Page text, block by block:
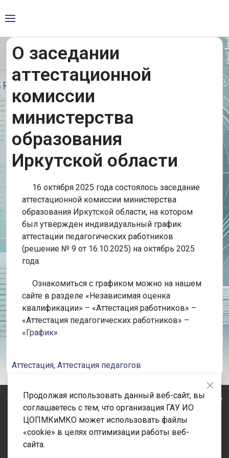
Продолжая использовать данный веб-сайт, вы
соглашаетесь с тем, что организация ГАУ ИО
ЦОПМКиМКО может использовать файлы
«cookie» в целях оптимизации работы веб-
сайта.
О заседании
аттестационной
комиссии
министерства
образования
Иркутской области
16 октября 2025 года состоялось заседание
аттестационной комиссии министерства
образования Иркутской области, на котором
был утвержден индивидуальный график
аттестации педагогических работников
(решение № 9 от 16.10.2025) на октябрь 2025
года.
Ознакомиться с графиком можно на нашем
сайте в разделе «Независимая оценка
квалификации» – «Аттестация работников» –
«Аттестация педагогических работников» –
«График»
Аттестация, Аттестация педагогов
© 2020-2026 Государственное автономное учреждение
Иркутской области «Центр оценки профессионального
мастерства, квалификаций педагогов и мониторинга
качества образования» Адрес: 664023, Иркутская
область, город Иркутск, улица Лыткина, строение 75/1.